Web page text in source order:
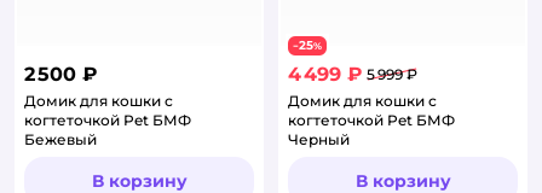
2 500 ₽
Домик для кошки с
когтеточкой Pet БМФ
Бежевый
В корзину
−25%
4 499 ₽ 5 999 ₽
Домик для кошки с
когтеточкой Pet БМФ
Черный
В корзину